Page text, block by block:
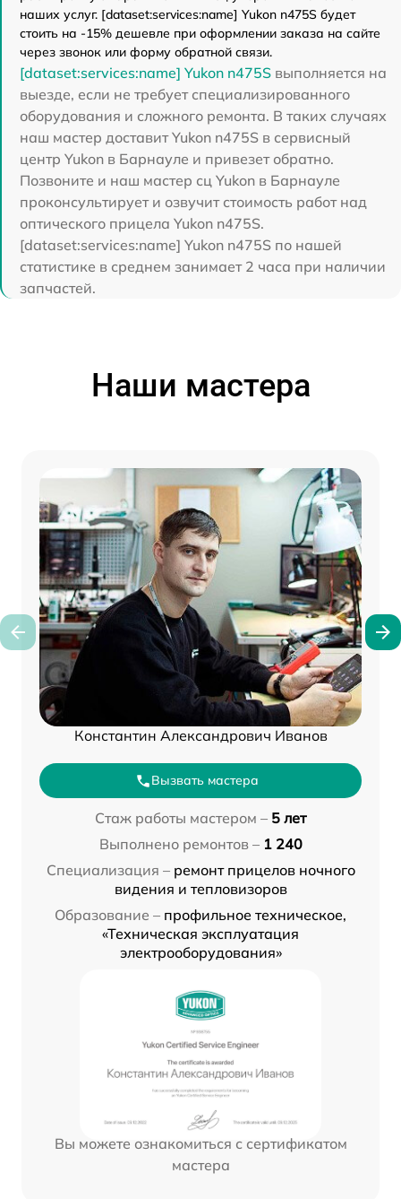
наших услуг. [dataset:services:name] Yukon n475S будет
стоить на -15% дешевле при оформлении заказа на сайте
через звонок или форму обратной связи.
[dataset:services:name] Yukon n475S выполняется на
выезде, если не требует специализированного
оборудования и сложного ремонта. В таких случаях
наш мастер доставит Yukon n475S в сервисный
центр Yukon в Барнауле и привезет обратно.
Позвоните и наш мастер сц Yukon в Барнауле
проконсультирует и озвучит стоимость работ над
оптического прицела Yukon n475S.
[dataset:services:name] Yukon n475S по нашей
статистике в среднем занимает 2 часа при наличии
запчастей.
Наши мастера
Константин Александрович Иванов
Вызвать мастера
Стаж работы мастером – 5 лет
Выполнено ремонтов – 1 240
Специализация – ремонт прицелов ночного
видения и тепловизоров
Образование – профильное техническое,
«Техническая эксплуатация
электрооборудования»
Вы можете ознакомиться с сертификатом
мастера